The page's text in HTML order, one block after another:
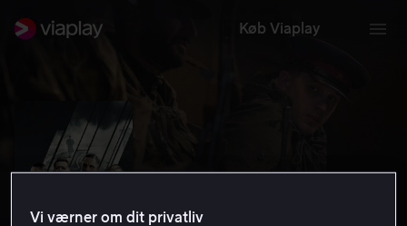
Køb Viaplay
Vi værner om dit privatliv